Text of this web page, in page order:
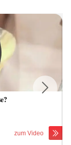
zum Video